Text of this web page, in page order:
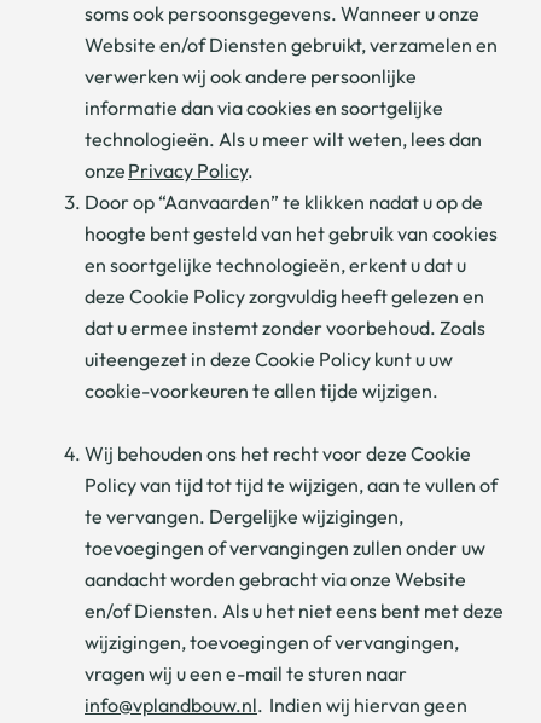
soms ook persoonsgegevens. Wanneer u onze
Website en/of Diensten gebruikt, verzamelen en
verwerken wij ook andere persoonlijke
informatie dan via cookies en soortgelijke
technologieën. Als u meer wilt weten, lees dan
onze Privacy Policy.
Door op “Aanvaarden” te klikken nadat u op de
hoogte bent gesteld van het gebruik van cookies
en soortgelijke technologieën, erkent u dat u
deze Cookie Policy zorgvuldig heeft gelezen en
dat u ermee instemt zonder voorbehoud. Zoals
uiteengezet in deze Cookie Policy kunt u uw
cookie-voorkeuren te allen tijde wijzigen.
Wij behouden ons het recht voor deze Cookie
Policy van tijd tot tijd te wijzigen, aan te vullen of
te vervangen. Dergelijke wijzigingen,
toevoegingen of vervangingen zullen onder uw
aandacht worden gebracht via onze Website
en/of Diensten. Als u het niet eens bent met deze
wijzigingen, toevoegingen of vervangingen,
vragen wij u een e-mail te sturen naar
info@vplandbouw.nl. Indien wij hiervan geen